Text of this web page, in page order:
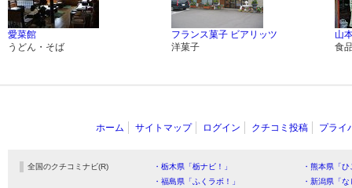
愛菜館
うどん・そば
フランス菓子 ビアリッツ
洋菓子
山
食
ホーム サイトマップ ログイン クチコミ投稿 プライ
全国のクチコミナビ(R) ・栃木県「栃ナビ！」
・熊本県「
・福島県「ふくラボ！」
・新潟県「